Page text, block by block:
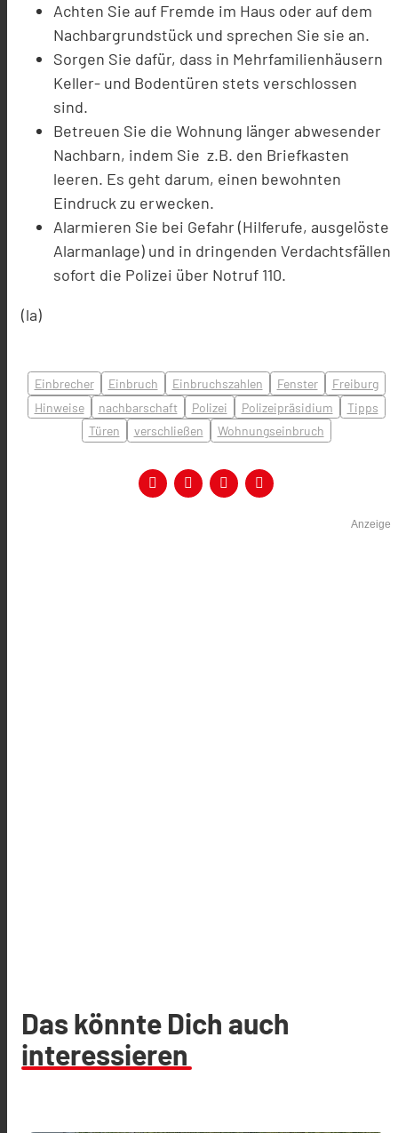
Achten Sie auf Fremde im Haus oder auf dem
Nachbargrundstück und sprechen Sie sie an.
Sorgen Sie dafür, dass in Mehrfamilienhäusern
Keller- und Bodentüren stets verschlossen
sind.
Betreuen Sie die Wohnung länger abwesender
Nachbarn, indem Sie z.B. den Briefkasten
leeren. Es geht darum, einen bewohnten
Eindruck zu erwecken.
Alarmieren Sie bei Gefahr (Hilferufe, ausgelöste
Alarmanlage) und in dringenden Verdachtsfällen
sofort die Polizei über Notruf 110.
(la)
Einbrecher Einbruch Einbruchszahlen Fenster
Freiburg
Hinweise
nachbarschaft Polizei Polizeipräsidium
Tipps
Türen
verschließen Wohnungseinbruch
Anzeige
Das könnte Dich auch
interessieren